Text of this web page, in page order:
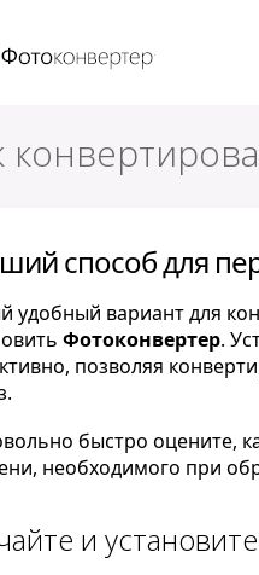
способ для
удобный вариант для
Фотоконвертер.
позволяя
быстро оцените,
необходимого при
и